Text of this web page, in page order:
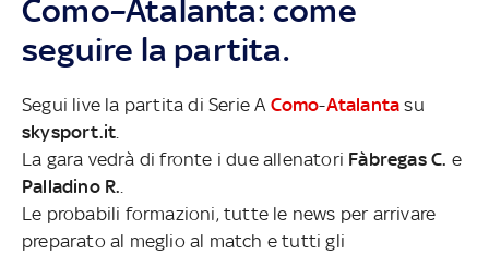
Como–Atalanta: come
seguire la partita.
Segui live la partita di Serie A Como-Atalanta su
skysport.it
La gara vedrà di fronte i due allenatori Fàbregas C. e
Palladino R.
Le probabili formazioni, tutte le news per arrivare
preparato al meglio al match e tutti gli